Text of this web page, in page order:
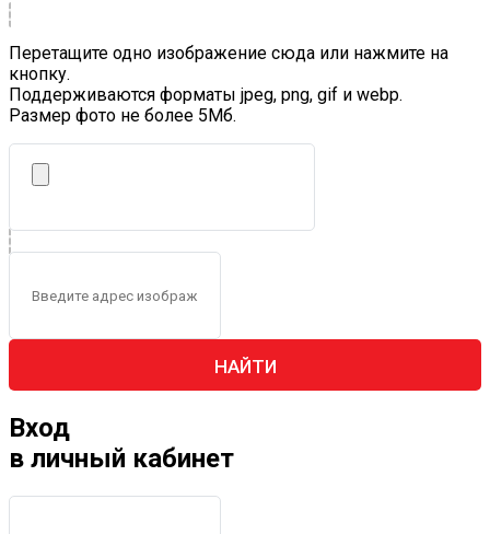
Перетащите одно изображение сюда или нажмите на
кнопку.
Поддерживаются форматы jpeg, png, gif и webp.
Размер фото не более 5Mб.
НАЙТИ
Вход
в личный кабинет